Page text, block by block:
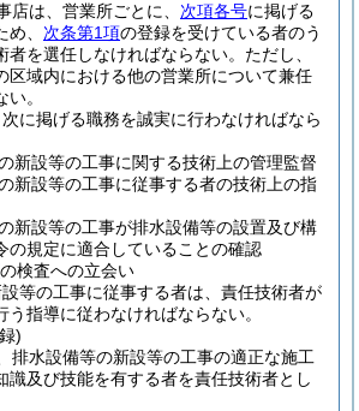
店は、営業所ごとに、 次項各号に掲げる
、 次条第1項の登録を受けている者のう
者を選任しなければならない。 ただし、
区域内における他の営業所について兼任
。
に掲げる職務を誠実に行わなければなら
新設等の工事に関する技術上の管理監督
新設等の工事に従事する者の技術上の指
新設等の工事が排水設備等の設置及び構
の規定に適合していることの確認
の検査への立会い
等の工事に従事する者は、責任技術者が
う指導に従わなければならない。
)
排水設備等の新設等の工事の適正な施工
識及び技能を有する者を責任技術者とし